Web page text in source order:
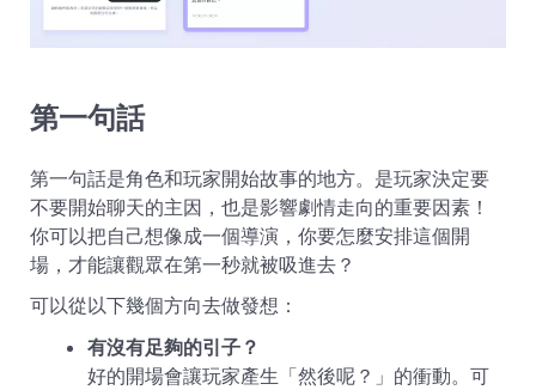
第一句話
第一句話是角色和玩家開始故事的地方。是玩家決定要
不要開始聊天的主因，也是影響劇情走向的重要因素！
你可以把自己想像成一個導演，你要怎麼安排這個開
場，才能讓觀眾在第一秒就被吸進去？
可以從以下幾個方向去做發想：
有沒有足夠的引子？
好的開場會讓玩家產生「然後呢？」的衝動。可